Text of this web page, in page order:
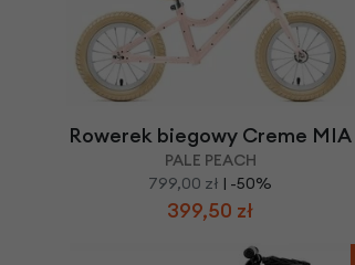
Rowerek biegowy Creme MIA
PALE PEACH
799,00 zł | -50%
399,50 zł